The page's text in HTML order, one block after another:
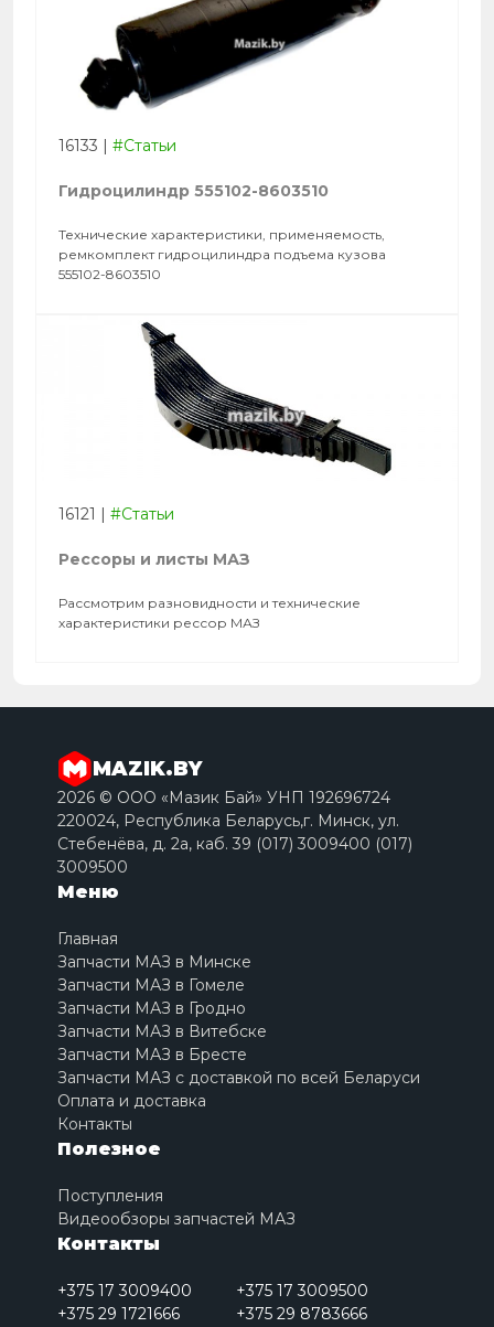
16133 | #Статьи
Гидроцилиндр 555102-8603510
Технические характеристики, применяемость,
ремкомплект гидроцилиндра подъема кузова
555102-8603510
16121 | #Статьи
Рессоры и листы МАЗ
Рассмотрим разновидности и технические
характеристики рессор МАЗ
MAZIK.BY
2026 © ООО «Мазик Бай» УНП 192696724
220024, Республика Беларусь,г. Минск, ул.
Стебенёва, д. 2a, каб. 39 (017) 3009400 (017)
3009500
Меню
Главная
Запчасти МАЗ в Минске
Запчасти МАЗ в Гомеле
Запчасти МАЗ в Гродно
Запчасти МАЗ в Витебске
Запчасти МАЗ в Бресте
Запчасти МАЗ с доставкой по всей Беларуси
Оплата и доставка
Контакты
Полезное
Поступления
Видеообзоры запчастей МАЗ
Контакты
+375 17 3009400
+375 17 3009500
+375 29 1721666
+375 29 8783666